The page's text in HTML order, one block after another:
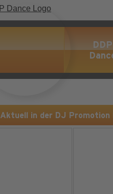
DDP
Aktuell in der DJ Promotion